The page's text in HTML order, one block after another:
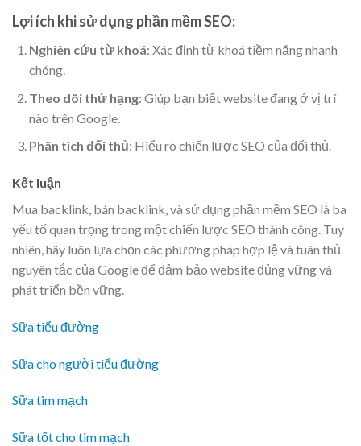
Lợi ích khi sử dụng phần mềm SEO:
Nghiên cứu từ khoá: Xác định từ khoá tiềm năng nhanh
chóng.
Theo dõi thứ hạng: Giúp bạn biết website đang ở vị trí
nào trên Google.
Phân tích đối thủ: Hiểu rõ chiến lược SEO của đối thủ.
Kết luận
Mua backlink, bán backlink, và sử dụng phần mềm SEO là ba
yếu tố quan trọng trong một chiến lược SEO thành công. Tuy
nhiên, hãy luôn lựa chọn các phương pháp hợp lệ và tuân thủ
nguyên tắc của Google để đảm bảo website đủng vững và
phát triển bền vững.
Sữa tiểu đường
Sữa cho người tiểu đường
Sữa tim mạch
Sữa tốt cho tim mạch